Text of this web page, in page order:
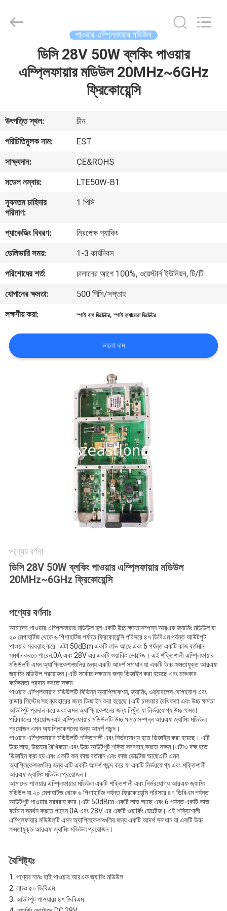
ভিডিও
সম্পর্কে
কারখানা
মান
নিয়ন্ত্রণ
যোগাযোগ
করুন
খবর
POLICY
ELECTRONICS(HK)
CO.,LTD.
পাওয়ার এম্প্লিফায়ার মডিউল
ডিসি 28V 50W ব্লকিং পাওয়ার
এম্প্লিফায়ার মডিউল 20MHz~6GHz
ফ্রিকোয়েন্সি
উৎপত্তি স্থল:
চীন
পরিচিতিমুলক নাম:
EST
সাক্ষ্যদান:
CE&ROHS
মডেল নম্বার:
LTE50W-B1
ন্যূনতম চাহিদার
পরিমাণ:
1 পিসি
প্যাকেজিং বিবরণ:
নিরপেক্ষ প্যাকিং
ডেলিভারি সময়:
1-3 কার্যদিবস
পরিশোধের শর্ত:
চালানের আগে 100%, ওয়েস্টার্ন ইউনিয়ন, টি/টি
যোগানের ক্ষমতা:
500 পিসি/সপ্তাহ
লক্ষণীয় করা:
স্পাই বাগ ডিটেক্টর,স্পাই ক্যামেরা ডিটেক্টর
ভালো দাম
পণ্যের বর্ণনা
ডিসি 28V 50W ব্লকিং পাওয়ার এম্প্লিফায়ার মডিউল
20MHz~6GHz ফ্রিকোয়েন্সি
পণ্যের বর্ণনাঃ
আমাদের পাওয়ার এম্প্লিফায়ার মডিউল হল একটি উচ্চ ক্ষমতাসম্পন্ন আরএফ জ্যামিং মডিউল যা
২০ মেগাহার্টজ থেকে ৬ গিগাহার্টজ পর্যন্ত ফ্রিকোয়েন্সি পরিসরে ৪৭ ডিবিএম পর্যন্ত আউটপুট
পাওয়ার সরবরাহ করে।এটা 50dBm একটি লাভ আছে এবং 6 পর্যন্ত একটি কাজ বর্তমান
সমর্থন করতে পারেন.0A এবং 28V এর একটি ওয়ার্কিং ভোল্টেজ। এই শক্তিশালী এম্প্লিফায়ার
মডিউলটি এমন অ্যাপ্লিকেশনগুলির জন্য একটি আদর্শ সমাধান যা একটি উচ্চ ক্ষমতাযুক্ত আরএফ
জ্যামিং মডিউল প্রয়োজন।এটি সর্বোচ্চ দক্ষতার জন্য ডিজাইন করা হয়েছে এবং চমৎকার
কর্মক্ষমতা প্রদান করতে সক্ষম.
পাওয়ার এম্প্লিফায়ার মডিউলটি বিভিন্ন অ্যাপ্লিকেশন, জ্যামিং, ওয়্যারলেস যোগাযোগ এবং
রাডার সিস্টেম সহ ব্যবহারের জন্য ডিজাইন করা হয়েছে।এটি চমৎকার রৈখিকতা এবং উচ্চ ক্ষমতা
আউটপুট প্রদান করে এবং এমন অ্যাপ্লিকেশনের জন্য নিখুঁত যা নির্ভরযোগ্য উচ্চ ক্ষমতা
পরিবর্ধনের প্রয়োজনএই এম্প্লিফায়ার মডিউলটি উচ্চ ক্ষমতাসম্পন্ন আরএফ জ্যামিং মডিউল
প্রয়োজন এমন অ্যাপ্লিকেশনের জন্য আদর্শ পছন্দ।
পাওয়ার এম্প্লিফায়ার মডিউলটি শক্তিশালী এবং নির্ভরযোগ্য হতে ডিজাইন করা হয়েছে। এটি
উচ্চ লাভ, উচ্চতর রৈখিকতা এবং উচ্চ আউটপুট শক্তি সরবরাহ করতে সক্ষম।এটাও দক্ষ হতে
ডিজাইন করা হয় এবং একটি কম কাজ বর্তমান এবং কাজ ভোল্টেজ আছেএটি এমন
অ্যাপ্লিকেশনগুলির জন্য এটি একটি আদর্শ পছন্দ করে যা একটি নির্ভরযোগ্য এবং শক্তিশালী
আরএফ জ্যামিং মডিউল প্রয়োজন।
আমাদের পাওয়ার এম্প্লিফায়ার মডিউল একটি শক্তিশালী এবং নির্ভরযোগ্য আরএফ জ্যামিং
মডিউল যা ২০ মেগাহার্টজ থেকে ৬ গিগাহার্টজ পর্যন্ত ফ্রিকোয়েন্সি পরিসরে ৪৭ ডিবিএম পর্যন্ত
আউটপুট পাওয়ার সরবরাহ করে।এটা 50dBm একটি লাভ আছে এবং 6 পর্যন্ত একটি কাজ
বর্তমান সমর্থন করতে পারেন.0A এবং 28V এর একটি ওয়ার্কিং ভোল্টেজ। এই শক্তিশালী
এম্প্লিফায়ার মডিউলটি এমন অ্যাপ্লিকেশনগুলির জন্য একটি আদর্শ সমাধান যা একটি উচ্চ
ক্ষমতাযুক্ত আরএফ জ্যামিং মডিউল প্রয়োজন।
বৈশিষ্ট্যঃ
পণ্যের নামঃ হাই পাওয়ার আরএফ জ্যামিং মডিউল
লাভঃ ৫০ ডিবিএম
আউটপুট পাওয়ারঃ ৪৭ ডিবিএম